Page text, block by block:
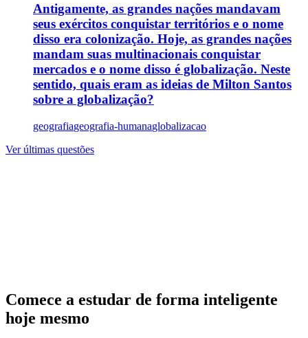
Antigamente, as grandes nações mandavam
seus exércitos conquistar territórios e o nome
disso era colonização. Hoje, as grandes nações
mandam suas multinacionais conquistar
mercados e o nome disso é globalização. Neste
sentido, quais eram as ideias de Milton Santos
sobre a globalização?
geografiageografia-humanaglobalizacao
Ver últimas questões
Comece a estudar de forma inteligente
hoje mesmo